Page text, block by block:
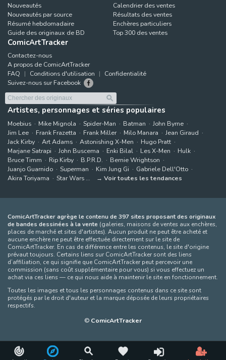
Nouveautés
Nouveautés par source
Résumé hebdomadaire
Guide des originaux de BD
Calendrier des ventes
Résultats des ventes
Enchères particuliers
Top 300 des ventes
ComicArtTracker
Contactez-nous
A propos de ComicArtTracker
FAQ
Conditions d'utilisation
Confidentialité
Suivez-nous sur Facebook
Artistes, personnages et séries populaires
Moebius Mike Mignola Spider-Man Batman
John Byrne
Jim Lee
Frank Frazetta Frank Miller Milo Manara
Jean Giraud
Jack Kirby
Art Adams Astonishing X-Men
Hugo Pratt
Marjane Satrapi
John Buscema Enki Bilal Les X-Men
Hulk
Bruce Timm
Rip Kirby B.P.R.D.
Bernie Wrightson
Juanjo Guarnido
Superman Kim Jung Gi
Gabriele Dell'Otto
Akira Toriyama
Star Wars Voir toutes les tendances
ComicArtTracker agrège le contenu de 397 sites proposant des originaux
de bandes dessinées à la vente (galeries, maisons de ventes aux enchères,
places de marché et sites d'artistes). Aucun produit ne peut être acheté et
aucune enchère ne peut être effectuée directement sur le site de
ComicArtTracker. En cas de différence entre les contenus, le site d'origine
prévaut toujours. Certains liens sur ComicArtTracker sont des liens
d’affiliation, ce qui signifie que ComicArtTracker peut percevoir une
commission (sans coût supplémentaire pour vous) si vous effectuez un
achat via ces liens — ce qui nous aide à maintenir le site en fonctionnement.
Toutes les images et tous les personnages contenus dans ce site sont
protégés par le droit d'auteur et la marque déposée de leurs propriétaires
respectifs.
© ComicArtTracker